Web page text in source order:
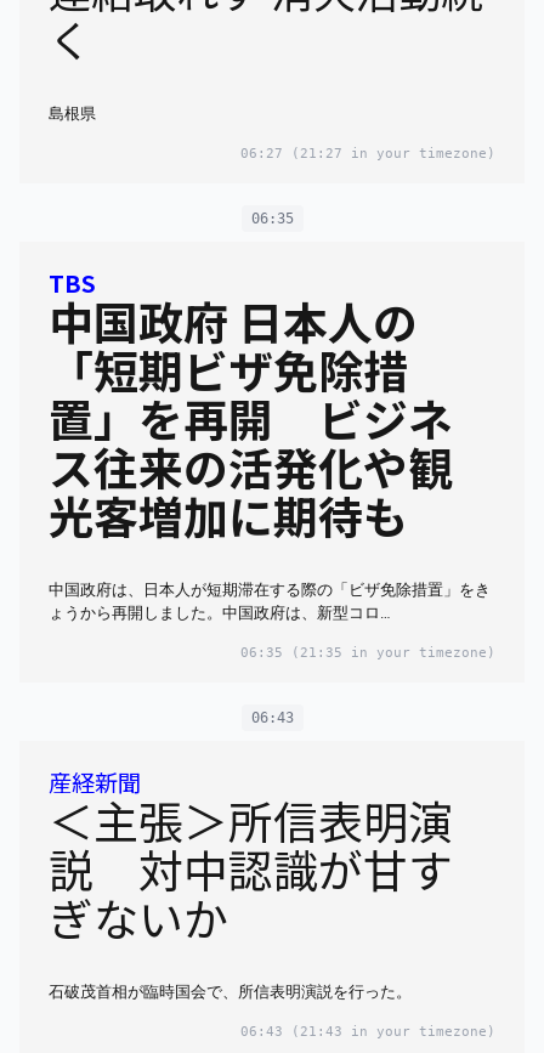
く
島根県
06:27 (21:27 in your timezone)
06:35
TBS
中国政府 日本人の
「短期ビザ免除措
置」を再開 ビジネ
ス往来の活発化や観
光客増加に期待も
中国政府は、日本人が短期滞在する際の「ビザ免除措置」をき
ょうから再開しました。中国政府は、新型コロ…
06:35 (21:35 in your timezone)
06:43
産経新聞
＜主張＞所信表明演
説 対中認識が甘す
ぎないか
石破茂首相が臨時国会で、所信表明演説を行った。
06:43 (21:43 in your timezone)